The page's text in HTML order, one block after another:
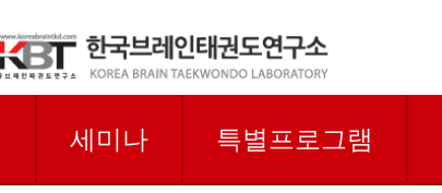
세미나 특별프로그램